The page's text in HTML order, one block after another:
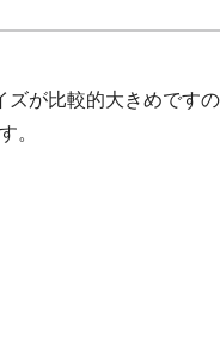
が比較的大きめです
。